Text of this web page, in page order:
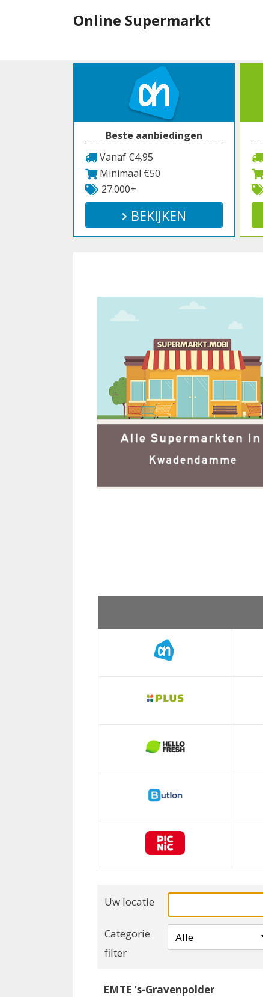
Online Supermarkt
Beste aanbiedingen
Vanaf €4,95
Minimaal €50
27.000+
BEKIJKEN
Uw locatie
Categorie
filter
Alle
EMTE ‘s-Gravenpolder